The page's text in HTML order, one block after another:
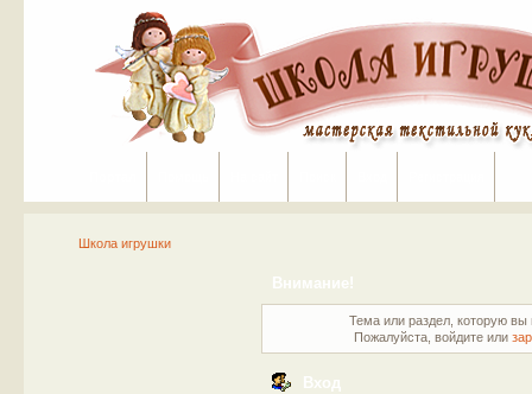
Школа игрушки
Внимание!
Тема или раздел, которую вы
Пожалуйста, войдите или
Вход